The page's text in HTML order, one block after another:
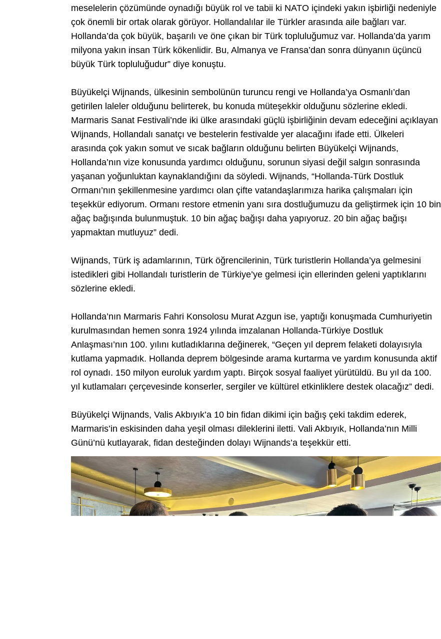
meselelerin çözümünde oynadığı büyük rol ve tabii ki NATO içindeki yakın işbirliği nedeniyle
çok önemli bir ortak olarak görüyor. Hollandalılar ile Türkler arasında aile bağları var.
Hollanda’da çok büyük, başarılı ve öne çıkan bir Türk topluluğumuz var. Hollanda’da yarım
milyona yakın insan Türk kökenlidir. Bu, Almanya ve Fransa’dan sonra dünyanın üçüncü
büyük Türk topluluğudur” diye konuştu.
Büyükelçi Wijnands, ülkesinin sembolünün turuncu rengi ve Hollanda’ya Osmanlı’dan
getirilen laleler olduğunu belirterek, bu konuda müteşekkir olduğunu sözlerine ekledi.
Marmaris Sanat Festivali’nde iki ülke arasındaki güçlü işbirliğinin devam edeceğini açıklayan
Wijnands, Hollandalı sanatçı ve bestelerin festivalde yer alacağını ifade etti. Ülkeleri
arasında çok yakın somut ve sıcak bağların olduğunu belirten Büyükelçi Wijnands,
Hollanda’nın vize konusunda yardımcı olduğunu, sorunun siyasi değil salgın sonrasında
yaşanan yoğunluktan kaynaklandığını da söyledi. Wijnands, “Hollanda-Türk Dostluk
Ormanı’nın şekillenmesine yardımcı olan çifte vatandaşlarımıza harika çalışmaları için
teşekkür ediyorum. Ormanı restore etmenin yanı sıra dostluğumuzu da geliştirmek için 10 bin
ağaç bağışında bulunmuştuk. 10 bin ağaç bağışı daha yapıyoruz. 20 bin ağaç bağışı
yapmaktan mutluyuz” dedi.
Wijnands, Türk iş adamlarının, Türk öğrencilerinin, Türk turistlerin Hollanda’ya gelmesini
istedikleri gibi Hollandalı turistlerin de Türkiye’ye gelmesi için ellerinden geleni yaptıklarını
sözlerine ekledi.
Hollanda’nın Marmaris Fahri Konsolosu Murat Azgun ise, yaptığı konuşmada Cumhuriyetin
kurulmasından hemen sonra 1924 yılında imzalanan Hollanda-Türkiye Dostluk
Anlaşması’nın 100. yılını kutladıklarına değinerek, “Geçen yıl deprem felaketi dolayısıyla
kutlama yapmadık. Hollanda deprem bölgesinde arama kurtarma ve yardım konusunda aktif
rol oynadı. 150 milyon euroluk yardım yaptı. Birçok sosyal faaliyet yürütüldü. Bu yıl da 100.
yıl kutlamaları çerçevesinde konserler, sergiler ve kültürel etkinliklere destek olacağız” dedi.
Büyükelçi Wijnands, Valis Akbıyık’a 10 bin fidan dikimi için bağış çeki takdim ederek,
Marmaris’in eskisinden daha yeşil olması dileklerini iletti. Vali Akbıyık, Hollanda’nın Milli
Günü’nü kutlayarak, fidan desteğinden dolayı Wijnands’a teşekkür etti.